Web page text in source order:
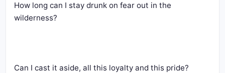
How long can I stay drunk on fear out in the
wilderness?
Can I cast it aside, all this loyalty and this pride?